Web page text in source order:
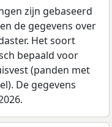
zijn gebaseerd
de gegevens over
Het soort
bepaald voor
(panden met
De gegevens